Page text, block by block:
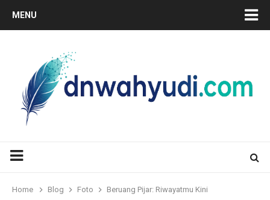
MENU
Home Blog Foto Beruang Pijar: Riwayatmu Kini